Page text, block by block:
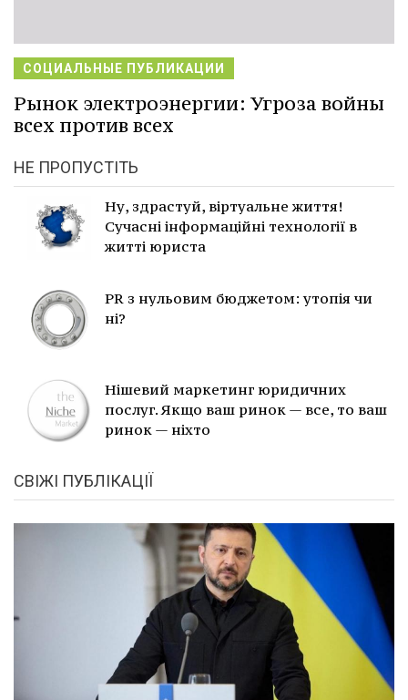
СОЦИАЛЬНЫЕ ПУБЛИКАЦИИ
Рынок электроэнергии: Угроза войны
всех против всех
НЕ ПРОПУСТІТЬ
Ну, здрастуй, віртуальне життя!
Сучасні інформаційні технології в
житті юриста
PR з нульовим бюджетом: утопія чи
ні?
Нішевий маркетинг юридичних
послуг. Якщо ваш ринок — все, то ваш
ринок — ніхто
СВІЖІ ПУБЛІКАЦІЇ